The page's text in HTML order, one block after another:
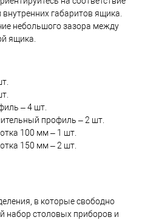
габаритов ящика.
небольшого зазора между
ящика.
– 4 шт.
профиль – 2 шт.
100 мм – 1 шт.
150 мм – 2 шт.
в которые свободно
набор столовых приборов и